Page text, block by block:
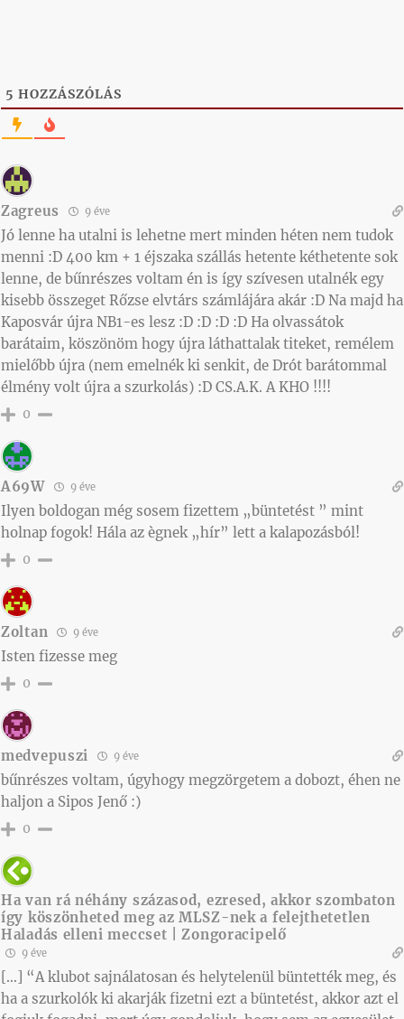
5 HOZZÁSZÓLÁS
Zagreus 9 éve
Jó lenne ha utalni is lehetne mert minden héten nem tudok
menni :D 400 km + 1 éjszaka szállás hetente kéthetente sok
lenne, de bűnrészes voltam én is így szívesen utalnék egy
kisebb összeget Rőzse elvtárs számlájára akár :D Na majd ha
Kaposvár újra NB1-es lesz :D :D :D :D Ha olvassátok
barátaim, köszönöm hogy újra láthattalak titeket, remélem
mielőbb újra (nem emelnék ki senkit, de Drót barátommal
élmény volt újra a szurkolás) :D CS.A.K. A KHO !!!!
0
A69W 9 éve
Ilyen boldogan még sosem fizettem „büntetést ” mint
holnap fogok! Hála az ègnek „hír” lett a kalapozásból!
0
Zoltan 9 éve
Isten fizesse meg
0
medvepuszi 9 éve
bűnrészes voltam, úgyhogy megzörgetem a dobozt, éhen ne
haljon a Sipos Jenő :)
0
Ha van rá néhány százasod, ezresed, akkor szombaton
így köszönheted meg az MLSZ-nek a felejthetetlen
Haladás elleni meccset | Zongoracipelő
9 éve
[…] “A klubot sajnálatosan és helytelenül büntették meg, és
ha a szurkolók ki akarják fizetni ezt a büntetést, akkor azt el